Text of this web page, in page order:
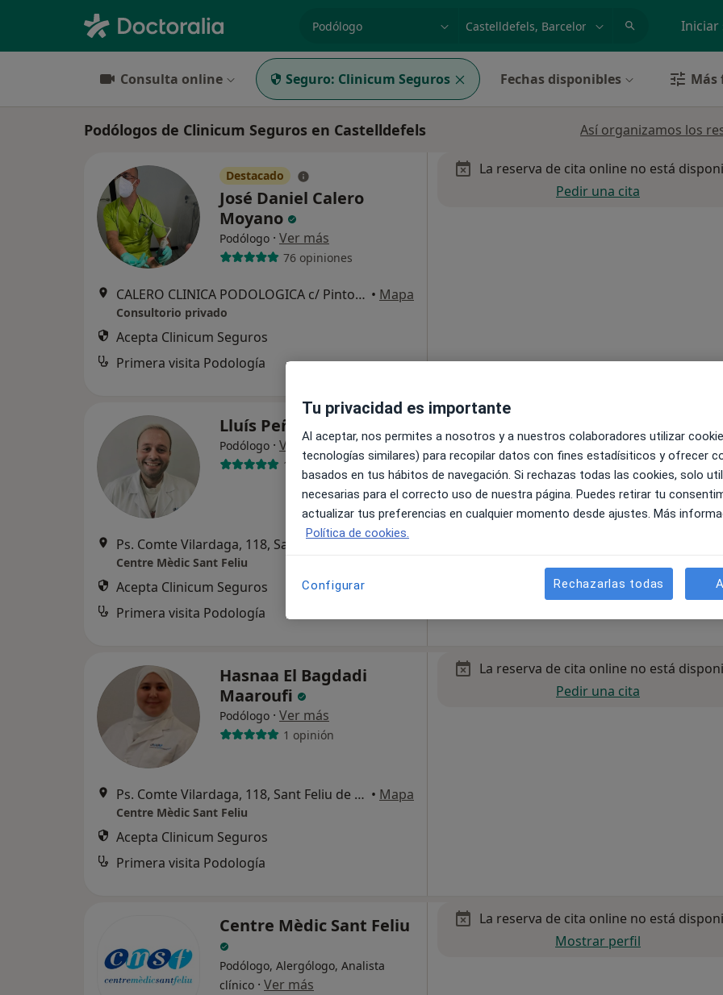
especialidad, enfermedad o nombre Iniciar
Consulta online Seguro: Clinicum Seguros Fechas disponibles
Podólogos de Clinicum Seguros en Castelldefels Así organizamos los
Destacado
José Daniel Calero
Moyano
Podólogo · Ver más
76 opiniones
CALERO CLINICA PODOLOGICA c/ Pintor Serrasanta,15 A, 1º 3ª Local 2, Castelldefels • Mapa
Consultorio privado
Acepta Clinicum Seguros
Primera visita Podología
La reserva de cita online no está
Pedir una cita
Lluís Peña Mañas
Podólogo · Ver más
17 opiniones
Ps. Comte Vilardaga, 118, Sant Feliu de Llobregat •Mapa
Centre Mèdic Sant Feliu
Acepta Clinicum Seguros
Primera visita Podología
La reserva de cita online no está
Pedir una cita
Hasnaa El Bagdadi
Maaroufi
Podólogo · Ver más
1 opinión
Ps. Comte Vilardaga, 118, Sant Feliu de Llobregat • Mapa
Centre Mèdic Sant Feliu
Acepta Clinicum Seguros
Primera visita Podología
La reserva de cita online no está
Pedir una cita
Centre Mèdic Sant Feliu
Podólogo, Alergólogo, Analista
clínico · Ver más
La reserva de cita online no está
Mostrar perfil
Tu privacidad es importante
Al aceptar, nos permites a nosotros y a nuestros colaboradores utilizar
tecnologías similares) para recopilar datos con fines estadísiticos y ofrecer
basados en tus hábitos de navegación. Si rechazas todas las cookies, solo
necesarias para el correcto uso de nuestra página. Puedes retirar tu
actualizar tus preferencias en cualquier momento desde ajustes. Más
Política de cookies.
Configurar Rechazarlas todas